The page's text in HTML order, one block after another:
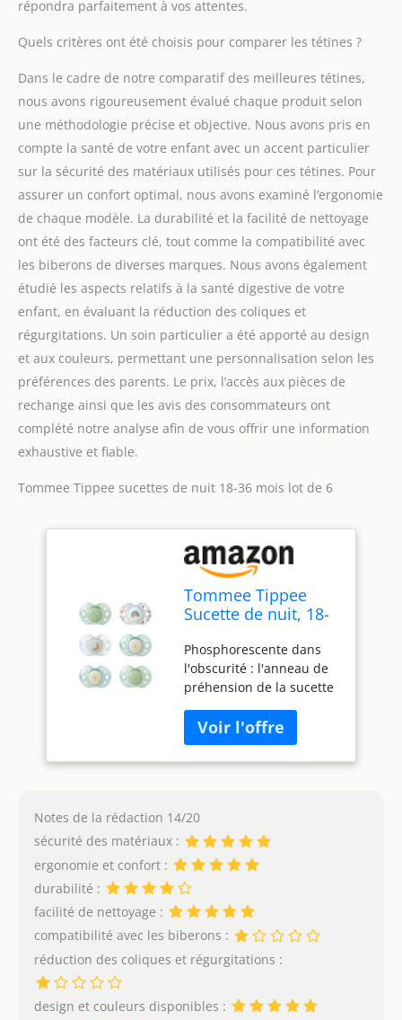
répondra parfaitement à vos attentes.
Quels critères ont été choisis pour comparer les tétines ?
Dans le cadre de notre comparatif des meilleures tétines,
nous avons rigoureusement évalué chaque produit selon
une méthodologie précise et objective. Nous avons pris en
compte la santé de votre enfant avec un accent particulier
sur la sécurité des matériaux utilisés pour ces tétines. Pour
assurer un confort optimal, nous avons examiné l’ergonomie
de chaque modèle. La durabilité et la facilité de nettoyage
ont été des facteurs clé, tout comme la compatibilité avec
les biberons de diverses marques. Nous avons également
étudié les aspects relatifs à la santé digestive de votre
enfant, en évaluant la réduction des coliques et
régurgitations. Un soin particulier a été apporté au design
et aux couleurs, permettant une personnalisation selon les
préférences des parents. Le prix, l’accès aux pièces de
rechange ainsi que les avis des consommateurs ont
complété notre analyse afin de vous offrir une information
exhaustive et fiable.
Tommee Tippee sucettes de nuit 18-36 mois lot de 6
Tommee Tippee
Sucette de nuit, 18-
sucettes
phosphorescentes
avec capsule de
stérilisation
réutilisable
Phosphorescente dans
l'obscurité : l'anneau de
préhension de la sucette
se recharge à la lumière
du jour pour briller dans
le noir, et vous permettre
de coucher bébé sans
sucette est dotée d'une
tétine symétrique, elle
est ainsi toujours dans le
bon sens Douce pour la
peau : cette sucette pour
bébé est munie de trous
d'aération pour
permettre à la peau de
respirer Tranches d'âge :
Tommee Tippee sont
Notes de la rédaction 14/20
sécurité des matériaux :
ergonomie et confort :
durabilité :
facilité de nettoyage :
compatibilité avec les biberons :
réduction des coliques et régurgitations :
design et couleurs disponibles :